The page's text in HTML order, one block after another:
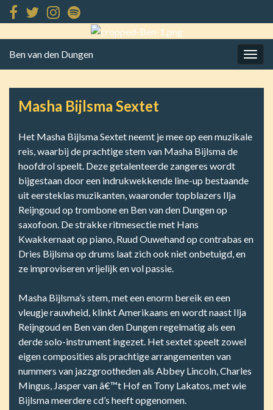
Ben van den Dungen
Masha Bijlsma Sextet
Het Masha Bijlsma Sextet neemt je mee op een muzikale
reis, waarbij de prachtige stem van Masha Bijlsma de
hoofdrol speelt. Deze getalenteerde zangeres wordt
bijgestaan door een indrukwekkende line-up bestaande
uit eersteklas muzikanten, waaronder topblazers Ilja
Reijngoud op trombone en Ben van den Dungen op
saxofoon. De strakke ritmesectie met Hans
Kwakkernaat op piano, Ruud Ouwehand op contrabas en
Dries Bijlsma op drums laat zich ook niet onbetuigd, en
ze improviseren vrijelijk en vol passie.
Masha Bijlsma’s stem, met een enorm bereik en een
vleugje rauwheid, klinkt Amerikaans en wordt naast Ilja
Reijngoud en Ben van den Dungen regelmatig als een
derde solo-instrument ingezet. Het sextet speelt zowel
eigen composities als prachtige arrangementen van
nummers van jazzgrootheden als Abbey Lincoln, Charles
Mingus, Jasper van â€™t Hof en Tony Lakatos, met wie
Bijlsma meerdere cd’s heeft opgenomen.